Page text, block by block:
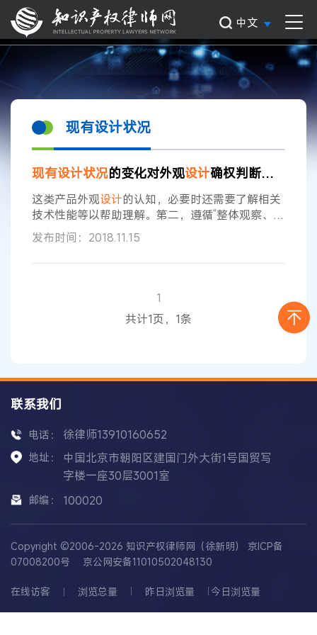
中文
现有设计状况
现有设计状况的变化对外观设计确权判断的影响
这类产品外观设计的认知，必要时还需要了解相关
技术性能等以帮助理解。第二，遵循“整体观察、综
合判断”的原则，“整体观察”要求我们将对比客体的
整体进行客观的全面的对比，“综合判断”要求我们
体中的权重，最后综合得出结论。在此过程中，任
。因此，充分
是客观地进行判断的基础
发布时间：2018.11.15
1
共计1页，1条
联系我们
电话： 徐律师13910160652
地址：
中国北京市朝阳区建国门外大街1号国贸写
字楼一座30层3001室
邮编： 100020
Copyright ©2006-2026 知识产权律师网（徐新明） 京ICP备
07008200号
京公网安备11010502048130
在线访客 浏览总量 昨日浏览量 今日浏览量